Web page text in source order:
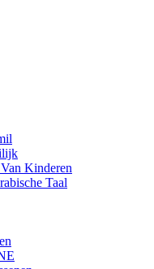
Kinderen
Taal